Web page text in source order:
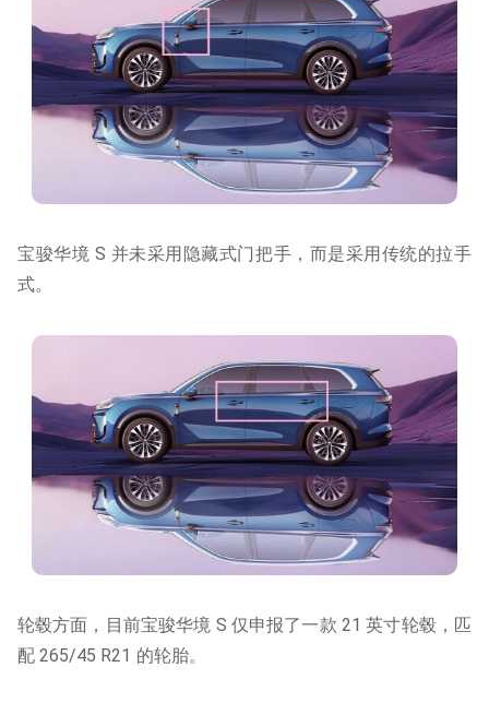
宝骏华境 S 并未采用隐藏式门把手，而是采用传统的拉手
式。
轮毂方面，目前宝骏华境 S 仅申报了一款 21 英寸轮毂，匹
配 265/45 R21 的轮胎。